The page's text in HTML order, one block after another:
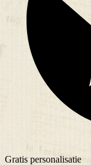
Gratis personalisatie